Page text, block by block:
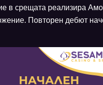
в срещата реализира
Повторен дебют